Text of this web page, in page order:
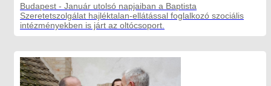
Budapest - Január utolsó napjaiban a Baptista
Szeretetszolgálat hajléktalan-ellátással foglalkozó szociális
intézményekben is járt az oltócsoport.